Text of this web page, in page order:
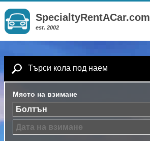
SpecialtyRentACar.com
est. 2002
Търси кола под наем
Място на взимане